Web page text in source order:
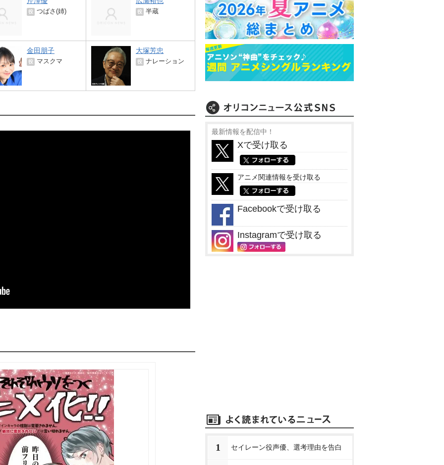
役 つばさ(姉) 役 半蔵
金田朋子
役 マスクマ
大塚芳忠
役 ナレーション
最新情報を配信中！
Xで受け取る
アニメ関連情報を受け取る
Facebookで受け取る
Instagramで受け取る
1 セイレーン役声優、選考理由を告白